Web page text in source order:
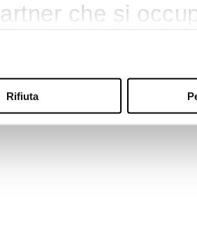
che si
dal suo utilizzo
Rifiuta